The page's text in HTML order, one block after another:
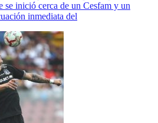
se inició cerca de un Cesfam y un
inmediata del